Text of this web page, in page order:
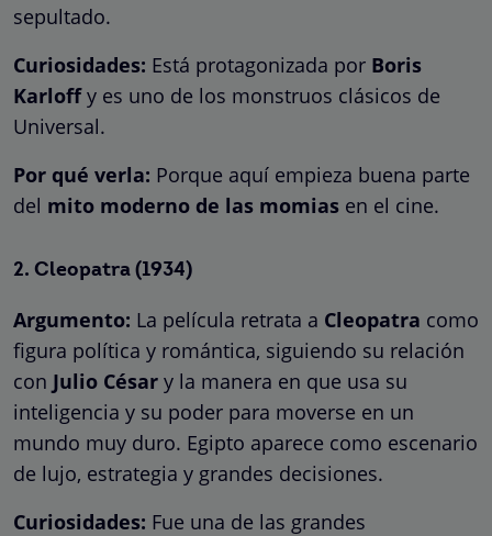
sepultado.
Curiosidades: Está protagonizada por Boris
Karloffy es uno de los monstruos clásicos de
Universal.
Por qué verla: Porque aquí empieza buena parte
del mito moderno de las momias en el cine.
2. Cleopatra (1934)
Argumento: La película retrata a Cleopatra como
figura política y romántica, siguiendo su relación
con Julio César y la manera en que usa su
inteligencia y su poder para moverse en un
mundo muy duro. Egipto aparece como escenario
de lujo, estrategia y grandes decisiones.
Curiosidades: Fue una de las grandes